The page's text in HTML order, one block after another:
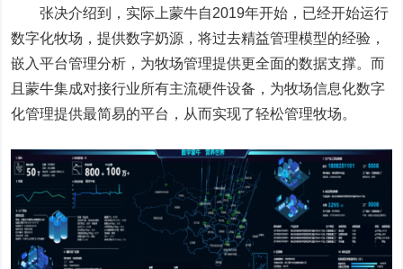
张决介绍到，实际上蒙牛自2019年开始，已经开始运行
数字化牧场，提供数字奶源，将过去精益管理模型的经验，
嵌入平台管理分析，为牧场管理提供更全面的数据支撑。而
且蒙牛集成对接行业所有主流硬件设备，为牧场信息化数字
化管理提供最简易的平台，从而实现了轻松管理牧场。